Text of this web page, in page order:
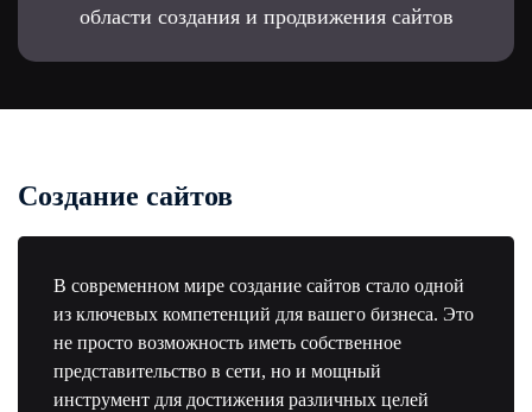
области создания и продвижения сайтов
Создание сайтов
В современном мире создание сайтов стало одной
из ключевых компетенций для вашего бизнеса. Это
не просто возможность иметь собственное
представительство в сети, но и мощный
инструмент для достижения различных целей